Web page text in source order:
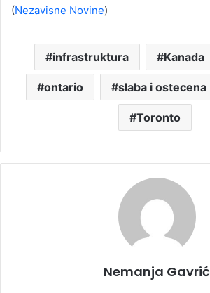
(Nezavisne Novine)
infrastruktura Kanada
ontario slaba i ostecena
Toronto
Nemanja Gavrić